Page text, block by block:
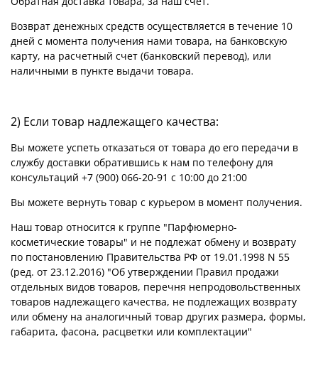
Возврат денежных средств осуществляется в течение 10
дней с момента получения нами товара, на банковскую
карту, на расчетный счет (банковский перевод), или
наличными в пункте выдачи товара.
2) Если товар надлежащего качества:
Вы можете успеть отказаться от товара до его передачи в
службу доставки обратившись к нам по телефону для
консультаций +7 (900) 066-20-91 с 10:00 до 21:00
Вы можете вернуть товар с курьером в момент получения.
Наш товар относится к группе "Парфюмерно-
косметические товары" и не подлежат обмену и возврату
по постановлению Правительства РФ от 19.01.1998 N 55
(ред. от 23.12.2016) "Об утверждении Правил продажи
отдельных видов товаров, перечня непродовольственных
товаров надлежащего качества, не подлежащих возврату
или обмену на аналогичный товар других размера, формы,
габарита, фасона, расцветки или комплектации"